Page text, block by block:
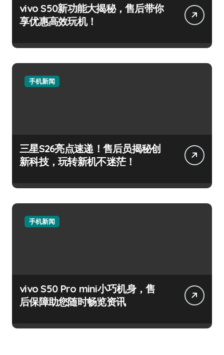
vivo S50新功能大揭秘，售后带你
享优惠高效玩机！
手机新闻
三星S26亮点速递！售后员揭秘创
新科技，玩转新机不迷茫！
手机新闻
vivo S50 Pro mini小巧机身，售
后保障助您随时畅览资讯